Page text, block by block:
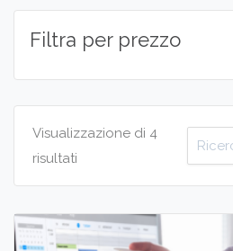
Visualizzazione di 4
risultati
Cerca
per:
Filtra per prezzo